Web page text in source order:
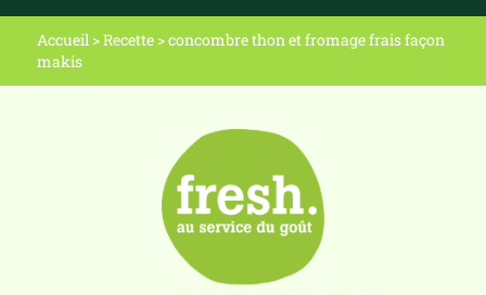
Accueil >Recette>concombre thon et fromage frais façon
makis